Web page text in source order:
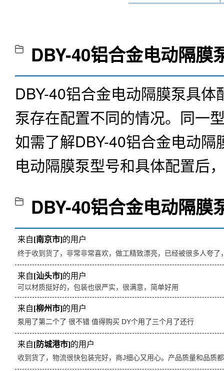
DBY-40铝合金电动隔膜
DBY-40铝合金电动隔膜泵具
泵存在配置不同的情况。同一
如需了解DBY-40铝合金电动隔
电动隔膜泵型号和具体配置后
DBY-40铝合金电动隔膜
来自[南京市]的用户
终于收到货了，非常非常喜欢，做工精致漂亮，已经被很多人夸
来自[汕头市]的用户
可以材质挺好的，包装也很严实，很满意，简单好用
来自[柳州市]的用户
泵用了第二个了 很不错 值得购买 DY个用了三个月了还行
来自[防城港市]的用户
收到货了，物流很快包装完好，商J细心又用心。产品质量和品质